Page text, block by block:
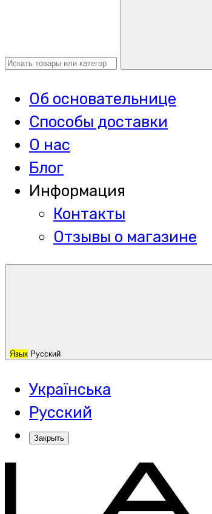
Об основательнице
Способы доставки
О нас
Блог
Информация
Контакты
Отзывы о магазине
Язык Русский
Українська
Русский
Закрыть